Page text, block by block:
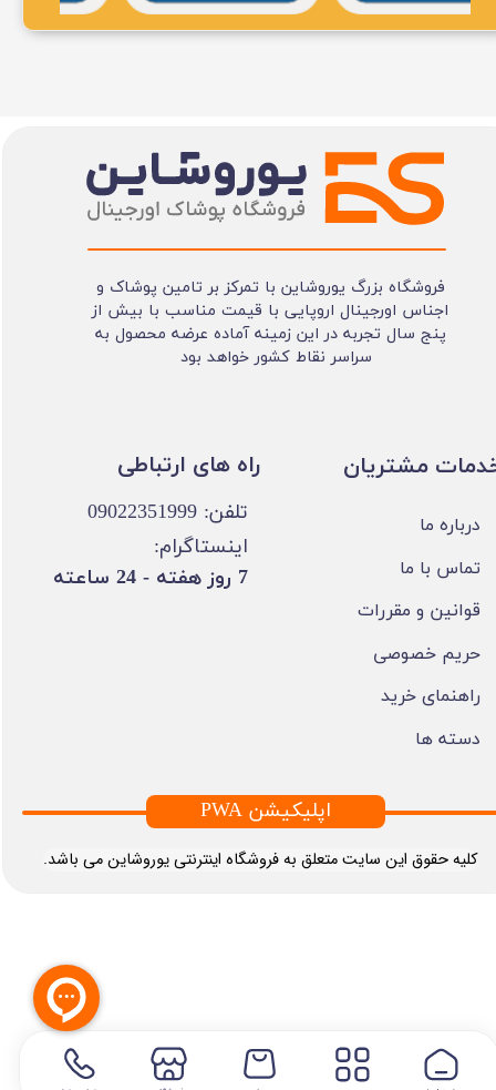
فروشگاه بزرگ یوروشاین با تمرکز بر تامین پوشاک و
اجناس اورجینال اروپایی با قیمت مناسب با بیش از
پنج سال تجربه در این زمینه آماده عرضه محصول به
سراسر نقاط کشور خواهد بود
​کلیه حقوق این سایت متعلق به فروشگاه اینترنتی یوروشاین می باشد.
مشتریان
درباره ما
تماس با ما
قوانین و مقررات
حریم خصوصی
راهنمای خرید
دسته ها
تلفن: 09022351999
اینستاگرام:
​7 روز هفته - 24 ساعته ​​​​​​​
PWA اپلیکیشن
​​راه های ارتباطی